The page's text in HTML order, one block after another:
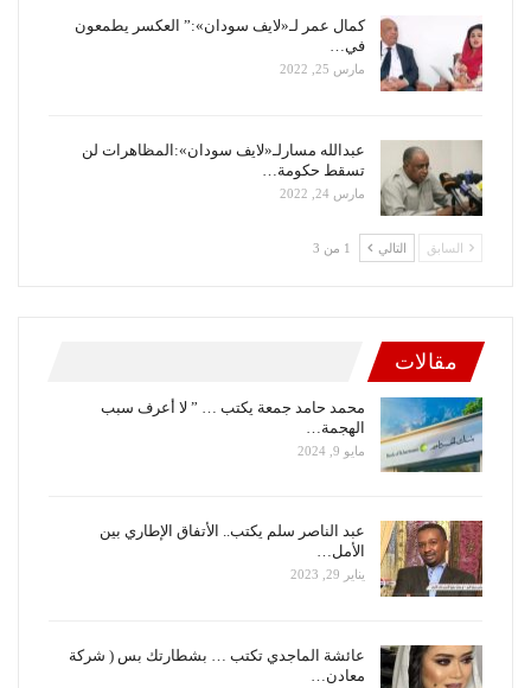
كمال عمر لـ«لايف سودان»:” العكسر يطمعون
في…
مارس 25, 2022
عبدالله مسارلـ«لايف سودان»:المظاهرات لن
تسقط حكومة…
مارس 24, 2022
السابق التالي 1 من 3
مقالات
محمد حامد جمعة يكتب … ” لا أعرف سبب
الهجمة…
مايو 9, 2024
عبد الناصر سلم يكتب.. الأتفاق الإطاري بين
الأمل…
يناير 29, 2023
عائشة الماجدي تكتب … بشطارتك بس ( شركة
معادن…